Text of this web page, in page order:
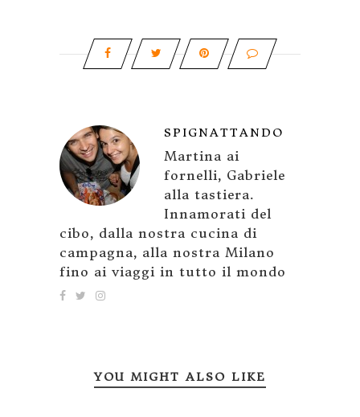
SPIGNATTANDO
Martina ai
fornelli, Gabriele
alla tastiera.
Innamorati del
cibo, dalla nostra cucina di
campagna, alla nostra Milano
fino ai viaggi in tutto il mondo
YOU MIGHT ALSO LIKE